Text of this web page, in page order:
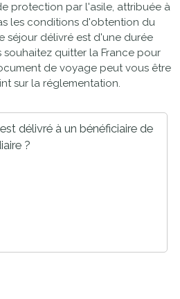
protection par l'asile, attribuée à
les conditions d'obtention du
séjour délivré est d'une durée
souhaitez quitter la France pour
de voyage peut vous être
sur la réglementation.
délivré à un bénéficiaire de
?